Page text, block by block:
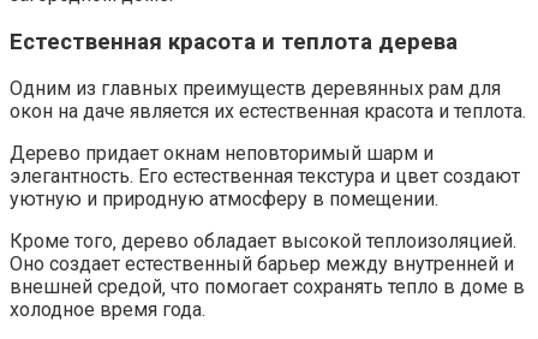
Естественная красота и теплота дерева
Одним из главных преимуществ деревянных рам для
окон на даче является их естественная красота и теплота.​
Дерево придает окнам неповторимый шарм и
элегантность.​ Его естественная текстура и цвет создают
уютную и природную атмосферу в помещении.​
Кроме того‚ дерево обладает высокой теплоизоляцией.​
Оно создает естественный барьер между внутренней и
внешней средой‚ что помогает сохранять тепло в доме в
холодное время года.